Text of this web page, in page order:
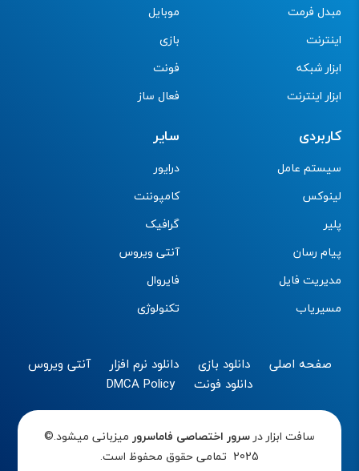
مبدل فرمت
اینترنت
ابزار شبکه
ابزار اینترنت
موبایل
بازی
فونت
فعال ساز
کاربردی
سیستم عامل
لینوکس
پلیر
پیام رسان
مدیریت فایل
مسیریاب
سایر
درایور
کامپوننت
گرافیک
آنتی ویروس
فایروال
تکنولوژی
صفحه اصلی دانلود بازی دانلود نرم افزار
آنتی ویروس
دانلود فونت
DMCA Policy
سافت ابزار در سرور اختصاصی فاماسرور میزبانی میشود.©
2025 تمامی حقوق محفوظ است.